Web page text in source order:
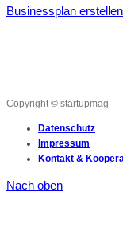
Businessplan
Copyright © startupmag
Datenschutz
Impressum
Kontakt &
Nach oben